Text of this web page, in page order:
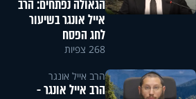
הגאולה נפתחים: הרב
אייל אונגר בשיעור
לחג הפסח
268 צפיות
הרב אייל אונגר
הרב אייל אונגר -